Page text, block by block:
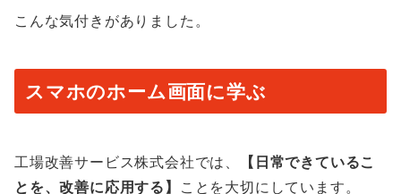
こんな気付きがありました。
スマホのホーム画面に学ぶ
工場改善サービス株式会社では、
【日常できているこ
とを、改善に応用する】
ことを大切にしています。